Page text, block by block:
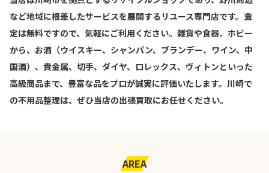
など地域に根差したサービスを展開するリユース専門店です。査
定は無料ですので、気軽にご利用ください。雑貨や食器、ホビー
から、お酒（ウイスキー、シャンパン、ブランデー、ワイン、中
国酒）、貴金属、切手、ダイヤ、ロレックス、ヴィトンといった
高級商品まで、豊富な品をプロが誠実に評価いたします。川崎で
の不用品整理は、ぜひ当店の出張買取にお任せください。
AREA